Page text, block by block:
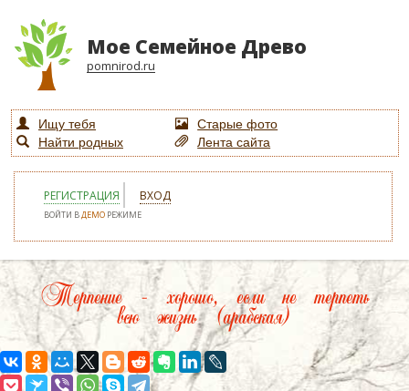
Мое Семейное Древо
pomnirod.ru
Ищу тебя
Старые фото
Найти родных
Лента сайта
РЕГИСТРАЦИЯ ВХОД
ВОЙТИ ВДЕМО РЕЖИМЕ
Терпение – хорошо, если не терпеть
всю жизнь (арабская)